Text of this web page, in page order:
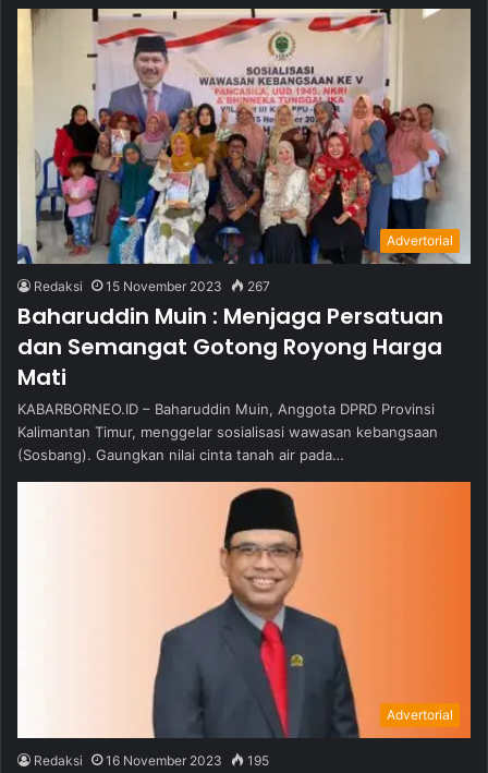
Advertorial
Redaksi 15 November 2023 267
Baharuddin Muin : Menjaga Persatuan
dan Semangat Gotong Royong Harga
Mati
KABARBORNEO.ID – Baharuddin Muin, Anggota DPRD Provinsi
Kalimantan Timur, menggelar sosialisasi wawasan kebangsaan
(Sosbang). Gaungkan nilai cinta tanah air pada…
Advertorial
Redaksi 16 November 2023 195